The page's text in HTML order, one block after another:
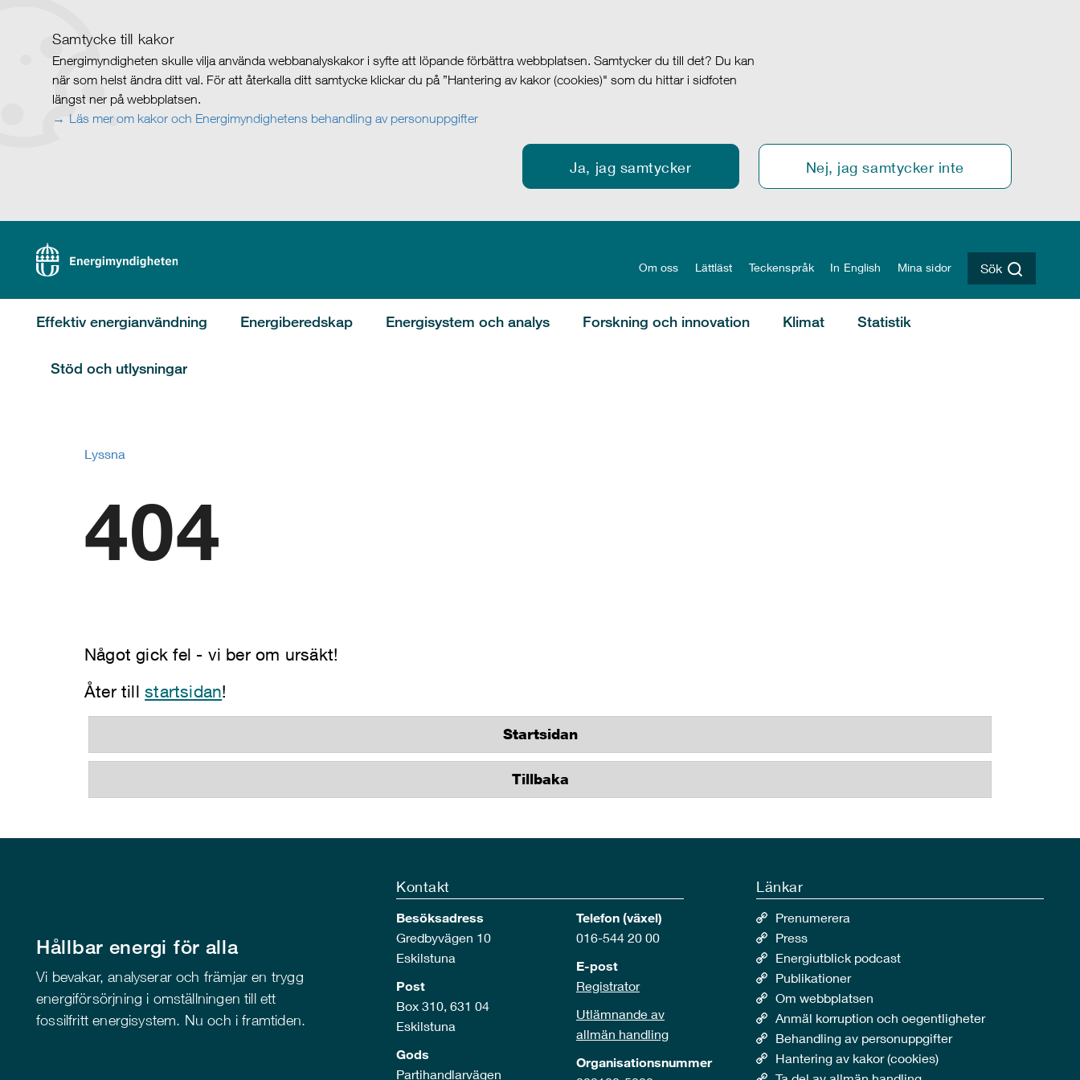
Samtycke till kakor
Energimyndigheten skulle vilja använda webbanalyskakor i syfte att löpande förbättra webbplatsen. Samtycker du till det? Du kan
när som helst ändra ditt val. För att återkalla ditt samtycke klickar du på ”Hantering av kakor (cookies)" som du hittar i sidfoten
längst ner på webbplatsen.
Läs mer om kakor och Energimyndighetens behandling av personuppgifter
Ja, jag samtycker Nej, jag samtycker inte
Om oss Lättläst Teckenspråk In English Mina sidor Sök
Effektiv energianvändning Energiberedskap Energisystem och analys Forskning och innovation Klimat Statistik
Stöd och utlysningar
Lyssna
404
Något gick fel - vi ber om ursäkt!
Åter tillstartsidan!
Startsidan
Tillbaka
Hållbar energi för alla
Vi bevakar, analyserar och främjar en trygg
energiförsörjning i omställningen till ett
fossilfritt energisystem. Nu och i framtiden.
Kontakt
Besöksadress
Gredbyvägen 10
Eskilstuna
Post
Box 310, 631 04
Eskilstuna
Gods
Partihandlarvägen
Telefon (växel)
016-544 20 00
E-post
Registrator
Utlämnande av
allmän handling
Organisationsnummer
Länkar
Prenumerera
Press
Energiutblick podcast
Publikationer
Om webbplatsen
Anmäl korruption och oegentligheter
Behandling av personuppgifter
Hantering av kakor (cookies)